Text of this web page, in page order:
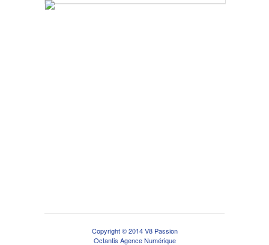
Copyright © 2014 V8 Passion
Octantis Agence Numérique